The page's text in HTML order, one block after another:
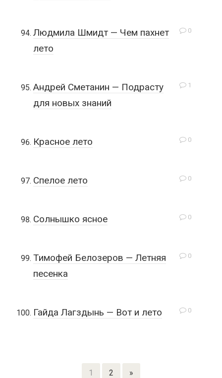
0
Людмила Шмидт — Чем пахнет
лето
1
Андрей Сметанин — Подрасту
для новых знаний
0
Красное лето
0
Спелое лето
0
Солнышко ясное
0
Тимофей Белозеров — Летняя
песенка
0
Гайда Лагздынь — Вот и лето
1 2 »